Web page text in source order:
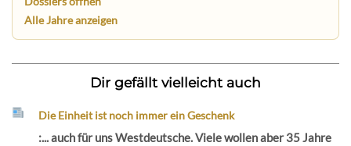
Alle Jahre anzeigen
Dir gefällt vielleicht auch
Die Einheit ist noch immer ein Geschenk
:... auch für uns Westdeutsche. Viele wollen aber 35 Jahre